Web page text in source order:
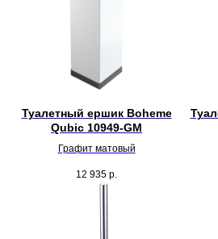
Туалетный ершик Boheme
Qubic 10949-GM
Графит матовый
12 935 р.